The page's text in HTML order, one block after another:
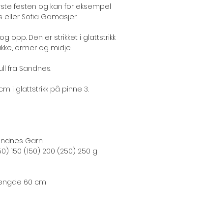
festen og kan for eksempel
Sofia Gamasjer.
opp. Den er strikket i glattstrikk
ermer og midje.
fra Sandnes.
i glattstrikk på pinne 3.
Garn
150 (150) 200 (250) 250 g
60 cm